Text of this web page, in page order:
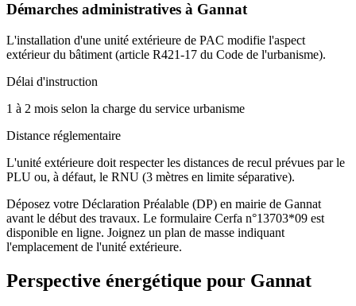
Démarches administratives à Gannat
L'installation d'une unité extérieure de PAC modifie l'aspect
extérieur du bâtiment (article R421-17 du Code de l'urbanisme).
Délai d'instruction
1 à 2 mois selon la charge du service urbanisme
Distance réglementaire
L'unité extérieure doit respecter les distances de recul prévues par le
PLU ou, à défaut, le RNU (3 mètres en limite séparative).
Déposez votre Déclaration Préalable (DP) en mairie de Gannat
avant le début des travaux. Le formulaire Cerfa n°13703*09 est
disponible en ligne. Joignez un plan de masse indiquant
l'emplacement de l'unité extérieure.
Perspective énergétique pour Gannat